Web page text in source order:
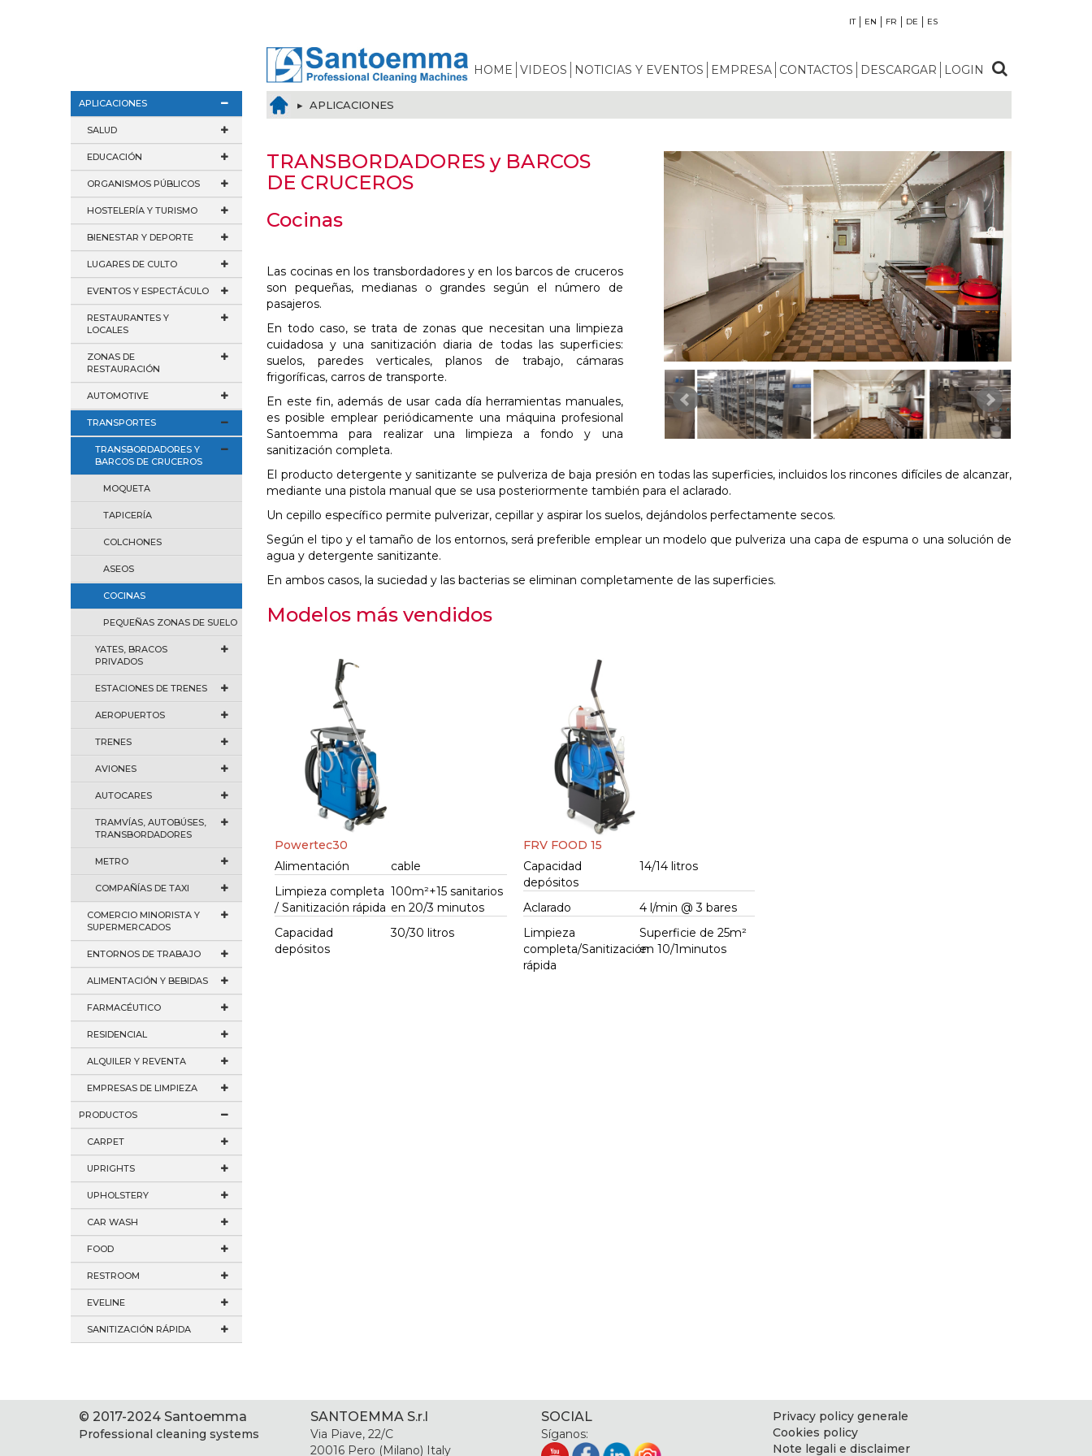
IT EN FR DE ES
HOME VIDEOS NOTICIAS Y EVENTOS EMPRESA CONTACTOS DESCARGAR LOGIN
APLICACIONES
SALUD
EDUCACIÓN
ORGANISMOS PÚBLICOS
HOSTELERÍA Y TURISMO
BIENESTAR Y DEPORTE
LUGARES DE CULTO
EVENTOS Y ESPECTÁCULO
RESTAURANTES Y
LOCALES
ZONAS DE
RESTAURACIÓN
AUTOMOTIVE
TRANSPORTES
TRANSBORDADORES Y
BARCOS DE CRUCEROS
MOQUETA
TAPICERÍA
COLCHONES
ASEOS
COCINAS
PEQUEÑAS ZONAS DE SUELO
YATES, BRACOS
PRIVADOS
ESTACIONES DE TRENES
AEROPUERTOS
TRENES
AVIONES
AUTOCARES
TRAMVÍAS, AUTOBÚSES,
TRANSBORDADORES
METRO
COMPAÑÍAS DE TAXI
COMERCIO MINORISTA Y
SUPERMERCADOS
ENTORNOS DE TRABAJO
ALIMENTACIÓN Y BEBIDAS
FARMACÉUTICO
RESIDENCIAL
ALQUILER Y REVENTA
EMPRESAS DE LIMPIEZA
PRODUCTOS
CARPET
UPRIGHTS
UPHOLSTERY
CAR WASH
FOOD
RESTROOM
EVELINE
SANITIZACIÓN RÁPIDA
▸ APLICACIONES
TRANSBORDADORES y BARCOS
DE CRUCEROS
Cocinas
Las cocinas en los transbordadores y en los barcos de cruceros
son pequeñas, medianas o grandes según el número de
pasajeros.
En todo caso, se trata de zonas que necesitan una limpieza
cuidadosa y una sanitización diaria de todas las superficies:
suelos, paredes verticales, planos de trabajo, cámaras
frigoríficas, carros de transporte.
En este fin, además de usar cada día herramientas manuales,
es posible emplear periódicamente una máquina profesional
Santoemma para realizar una limpieza a fondo y una
sanitización completa.
El producto detergente y sanitizante se pulveriza de baja presión en todas las superficies, incluidos los rincones difíciles de alcanzar,
mediante una pistola manual que se usa posteriormente también para el aclarado.
Un cepillo específico permite pulverizar, cepillar y aspirar los suelos, dejándolos perfectamente secos.
Según el tipo y el tamaño de los entornos, será preferible emplear un modelo que pulveriza una capa de espuma o una solución de
agua y detergente sanitizante.
En ambos casos, la suciedad y las bacterias se eliminan completamente de las superficies.
Modelos más vendidos
Powertec30
Alimentación
cable
Limpieza completa
/ Sanitización rápida
100m²+15 sanitarios
en 20/3 minutos
Capacidad
depósitos
30/30 litros
FRV FOOD 15
Capacidad
depósitos
14/14 litros
Aclarado
4 l/min @ 3 bares
Limpieza
completa/Sanitización
rápida
Superficie de 25m²
en 10/1minutos
© 2017-2024 Santoemma
Professional cleaning systems
SANTOEMMA S.r.l
Via Piave, 22/C
20016 Pero (Milano) Italy
SOCIAL
Síganos:
Privacy policy generale
Cookies policy
Note legali e disclaimer